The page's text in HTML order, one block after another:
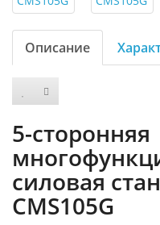
Описание
5-сторонняя
силовая
CMS105G